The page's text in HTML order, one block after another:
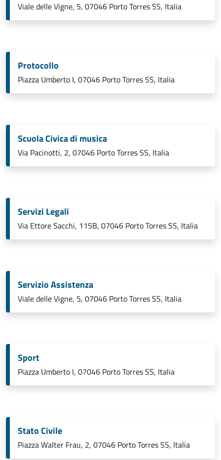
Viale delle Vigne, 5, 07046 Porto Torres SS, Italia
Protocollo
Piazza Umberto I, 07046 Porto Torres SS, Italia
Scuola Civica di musica
Via Pacinotti, 2, 07046 Porto Torres SS, Italia
Servizi Legali
Via Ettore Sacchi, 115B, 07046 Porto Torres SS, Italia
Servizio Assistenza
Viale delle Vigne, 5, 07046 Porto Torres SS, Italia
Sport
Piazza Umberto I, 07046 Porto Torres SS, Italia
Stato Civile
Piazza Walter Frau, 2, 07046 Porto Torres SS, Italia